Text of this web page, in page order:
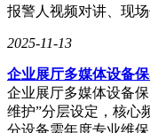
报警人视频对讲、现
2025-11-13
企业展厅多媒体设备
企业展厅多媒体设备
维护”分层设定，核心
分设备需年度专业维